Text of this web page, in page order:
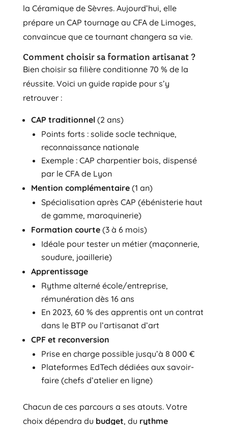
la Céramique de Sèvres. Aujourd’hui, elle
prépare un CAP tournage au CFA de Limoges,
convaincue que ce tournant changera sa vie.
Comment choisir sa formation artisanat ?
Bien choisir sa filière conditionne 70 % de la
réussite. Voici un guide rapide pour s’y
retrouver :
CAP traditionnel(2 ans)
Points forts : solide socle technique,
reconnaissance nationale
Exemple : CAP charpentier bois, dispensé
par le CFA de Lyon
Mention complémentaire(1 an)
Spécialisation après CAP (ébénisterie haut
de gamme, maroquinerie)
Formation courte(3 à 6 mois)
Idéale pour tester un métier (maçonnerie,
soudure, joaillerie)
Apprentissage
Rythme alterné école/entreprise,
rémunération dès 16 ans
En 2023, 60 % des apprentis ont un contrat
dans le BTP ou l’artisanat d’art
CPF et reconversion
Prise en charge possible jusqu’à 8 000 €
Plateformes EdTech dédiées aux savoir-
faire (chefs d’atelier en ligne)
Chacun de ces parcours a ses atouts. Votre
choix dépendra du budget, du rythme